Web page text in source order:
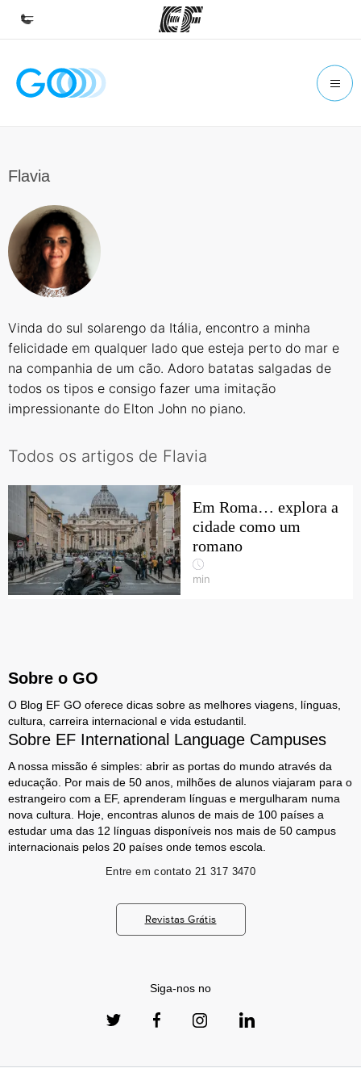
Início
Encontre um escritório
Sobre nós
Quem somos
Flavia
Vinda do sul solarengo da Itália, encontro a minha
felicidade em qualquer lado que esteja perto do mar e
na companhia de um cão. Adoro batatas salgadas de
todos os tipos e consigo fazer uma imitação
impressionante do Elton John no piano.
Todos os artigos de Flavia
Em Roma… explora a
cidade como um
romano
min
Sobre o GO
O Blog EF GO oferece dicas sobre as melhores viagens, línguas,
cultura, carreira internacional e vida estudantil.
Sobre EF International Language Campuses
A nossa missão é simples: abrir as portas do mundo através da
educação. Por mais de 50 anos, milhões de alunos viajaram para o
estrangeiro com a EF, aprenderam línguas e mergulharam numa
nova cultura. Hoje, encontras alunos de mais de 100 países a
estudar uma das 12 línguas disponíveis nos mais de 50 campus
internacionais pelos 20 países onde temos escola.
Entre em contato 21 317 3470
Revistas Grátis
Siga-nos no